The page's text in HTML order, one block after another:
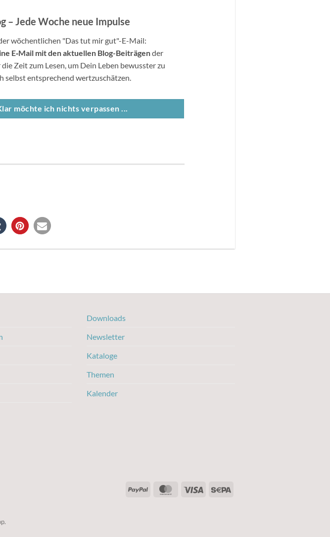
– Jede Woche neue Impulse
wöchentlichen "Das tut mir gut"-E-Mail:
E‐Mail mit den aktuellen Blog-Beiträgender
Zeit zum Lesen, um Dein Leben bewusster zu
selbst entsprechend wertzuschätzen.
möchte ich nichts verpassen ...
Downloads
Newsletter
Kataloge
Themen
Kalender
PayPal MasterCardVisa